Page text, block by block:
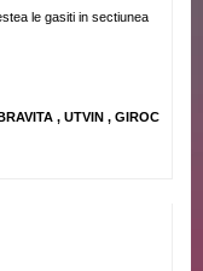
le gasiti in sectiunea
, UTVIN , GIROC